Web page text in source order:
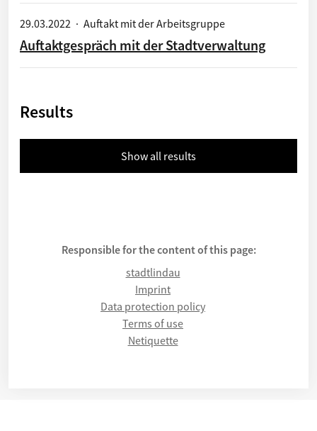
29.03.2022 · Auftakt mit der Arbeitsgruppe
Auftaktgespräch mit der Stadtverwaltung
Results
Show all results
Responsible for the content of this page:
stadtlindau
Imprint
Data protection policy
Terms of use
Netiquette